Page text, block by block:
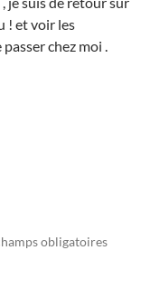
! et voir les
chez moi .
obligatoires